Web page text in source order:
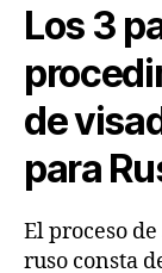
Los 3
de
para
El proceso
ruso consta